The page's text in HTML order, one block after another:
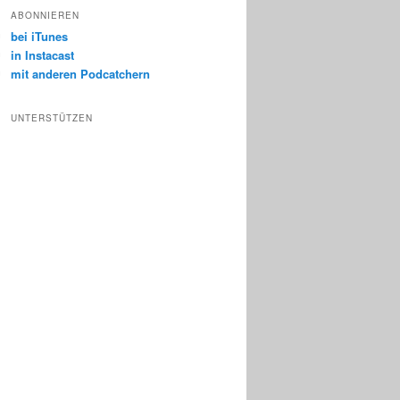
ABONNIEREN
bei iTunes
in Instacast
mit anderen Podcatchern
UNTERSTÜTZEN